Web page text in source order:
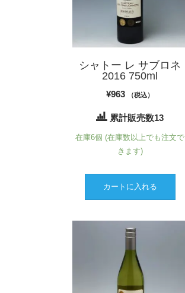
シャトー レ サブロネ
2016 750ml
¥963 （税込）
累計販売数13
在庫6個 (在庫数以上でも注文で
きます)
カートに入れる